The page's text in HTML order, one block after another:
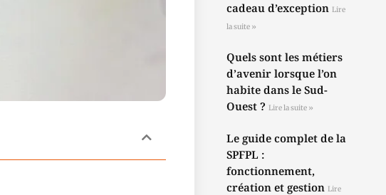
cadeau d’exceptionLire
la suite »
Quels sont les métiers
d’avenir lorsque l’on
habite dans le Sud-
Ouest ?Lire la suite »
Le guide complet de la
SPFPL :
fonctionnement,
création et gestionLire